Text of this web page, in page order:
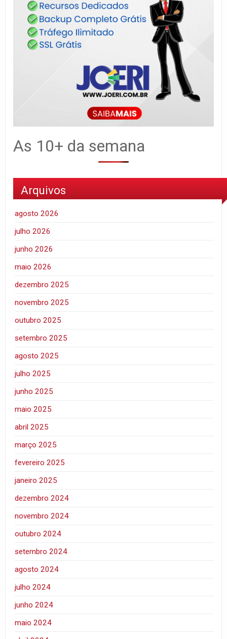
As 10+ da semana
Arquivos
agosto 2026
julho 2026
junho 2026
maio 2026
dezembro 2025
novembro 2025
outubro 2025
setembro 2025
agosto 2025
julho 2025
junho 2025
maio 2025
abril 2025
março 2025
fevereiro 2025
janeiro 2025
dezembro 2024
novembro 2024
outubro 2024
setembro 2024
agosto 2024
julho 2024
junho 2024
maio 2024